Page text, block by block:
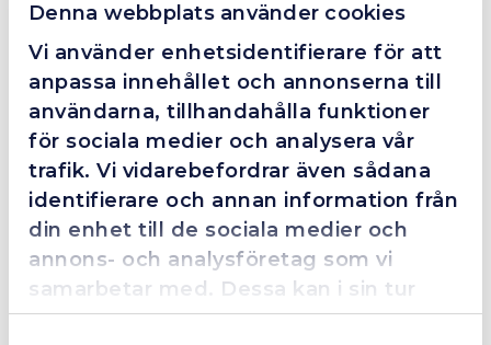
Denna webbplats använder cookies
Vi använder enhetsidentifierare för att
anpassa innehållet och annonserna till
användarna, tillhandahålla funktioner
för sociala medier och analysera vår
trafik. Vi vidarebefordrar även sådana
identifierare och annan information från
din enhet till de sociala medier och
annons- och analysföretag som vi
samarbetar med. Dessa kan i sin tur
kombinera informationen med annan
4.4 10 Reviews
Grym service!
Dom här grabbarna är definitionen av serviceminded.
Trots en billigare order, som det blev lite strul med,
så agerade dom blixtsnabbt och löste det långt över
förväntan. Hade kontakt med Alexander, som förtjänar
en extra guldstjärna.